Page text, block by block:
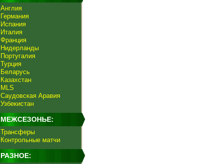
Англия
Германия
Испания
Италия
Франция
Нидерланды
Португалия
Турция
Беларусь
Казахстан
MLS
Саудовская Аравия
Узбекистан
МЕЖСЕЗОНЬЕ:
Трансферы
Контрольные матчи
РАЗНОЕ: